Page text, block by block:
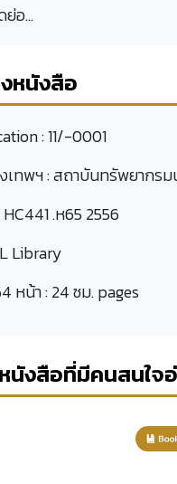
ย่อ...
หนังสือ
:11/-0001
เทพฯ : สถาบันทรัพยากร
HC441 .ห65 2556
Library
หน้า : 24 ซม. pages
นังสือที่มีคนสนใจ